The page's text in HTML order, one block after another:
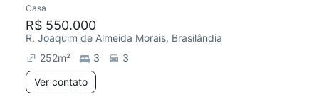
Casa
R$ 550.000
R. Joaquim de Almeida Morais, Brasilândia
252m² 3
3
Ver contato